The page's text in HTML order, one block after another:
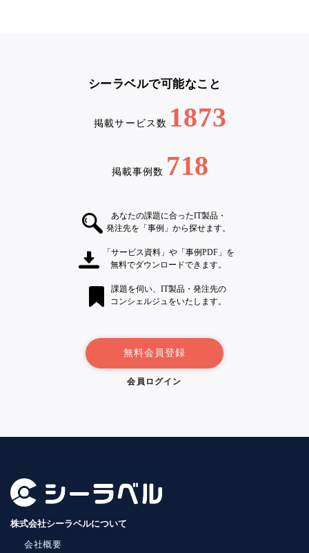
シーラベルで可能なこと
掲載サービス数 1873
掲載事例数 718
あなたの課題に合ったIT製品・
発注先を「事例」から探せます。
「サービス資料」や「事例PDF」を
無料でダウンロードできます。
課題を伺い、IT製品・発注先の
コンシェルジュをいたします。
無料会員登録
会員ログイン
株式会社シーラベルについて
会社概要